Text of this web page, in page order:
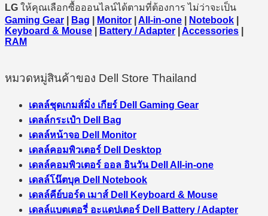
LG ให้คุณเลือกซื้อออนไลน์ได้ตามที่ต้องการ ไม่ว่าจะเป็น
Gaming Gear
Bag Monitor All-in-one Notebook
Keyboard & Mouse
Battery / Adapter Accessories
RAM
หมวดหมู่สินค้าของ Dell Store Thailand
เดลล์ชุดเกมส์มิ่ง เกียร์ Dell Gaming Gear
เดลล์กระเป๋า Dell Bag
เดลล์หน้าจอ Dell Monitor
เดลล์คอมพิวเตอร์ Dell Desktop
เดลล์คอมพิวเตอร์ ออล อินวัน Dell All-in-one
เดลล์โน๊ตบุค Dell Notebook
เดลล์คีย์บอร์ด เมาส์ Dell Keyboard & Mouse
เดลล์แบตเตอรี่ อะแดปเตอร์ Dell Battery / Adapter